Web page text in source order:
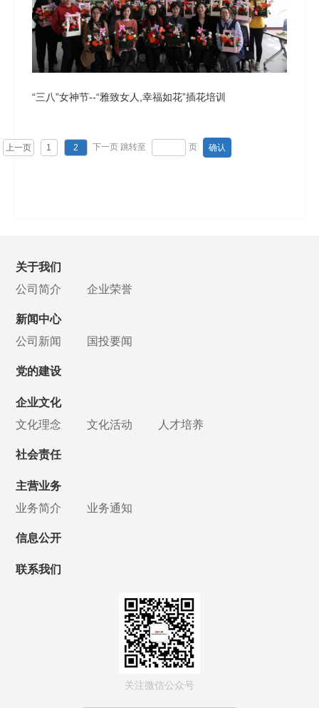
“三八”女神节--“雅致女人,幸福如花”插花培训
上一页 1 2 下一页 跳转至 页
关于我们
公司简介
企业荣誉
新闻中心
公司新闻
国投要闻
党的建设
企业文化
文化理念
文化活动 人才培养
社会责任
主营业务
业务简介
业务通知
信息公开
联系我们
关注微信公众号